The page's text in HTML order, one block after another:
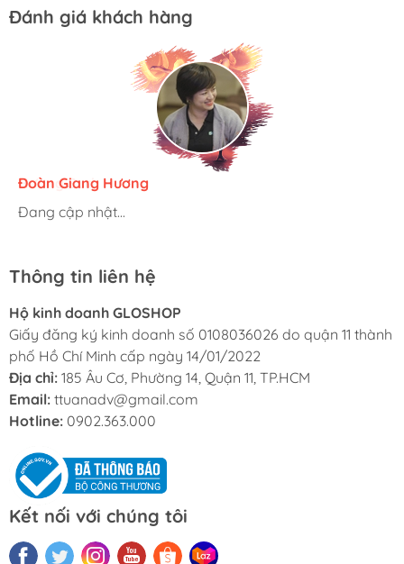
Đánh giá khách hàng
Hương Suri
Đang cập nhật...
Đoàn Giang Hương
Đang cập nhật...
Ngọc Anh
Đang cập nhật...
Thông tin liên hệ
Hộ kinh doanh GLOSHOP
Giấy đăng ký kinh doanh số 0108036026 do quận 11 thành
phố Hồ Chí Minh cấp ngày 14/01/2022
Địa chỉ: 185 Âu Cơ, Phường 14, Quận 11, TP.HCM
Email: ttuanadv@gmail.com
Hotline: 0902.363.000
Kết nối với chúng tôi